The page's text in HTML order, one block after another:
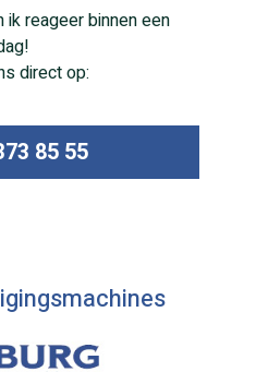
ik reageer binnen een
direct op:
85 55